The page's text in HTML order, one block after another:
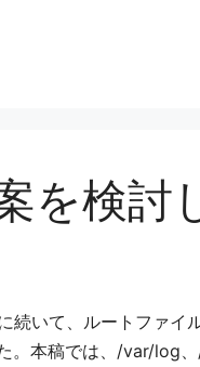
を検討
続いて、ルートファイ
。本稿では、/var/